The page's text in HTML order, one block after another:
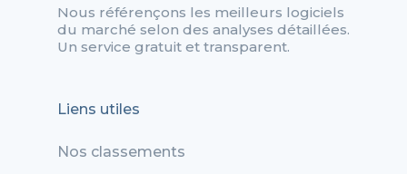
Nous référençons les meilleurs logiciels
du marché selon des analyses détaillées.
Un service gratuit et transparent.
Liens utiles
Nos classements